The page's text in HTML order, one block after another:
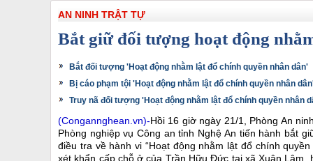
AN NINH TRẬT TỰ
Bắt giữ đối tượng hoạt động
Bắt đối tượng 'Hoạt động nhằm lật đổ chính quyền nhân dân'
Bị cáo phạm tội 'Hoạt động nhằm lật đổ chính quyền nhân
Truy nã đối tượng 'Hoạt động nhằm lật đổ chính quyền nhân
(Congannghean.vn)-Hồi 16 giờ ngày 21/1, Phòng An
Phòng nghiệp vụ Công an tỉnh Nghệ An tiến hành bắt
điều tra về hành vi “Hoạt động nhằm lật đổ chính
xét khẩn cấp chỗ ở của Trần Hữu Đức tại xã Xuân